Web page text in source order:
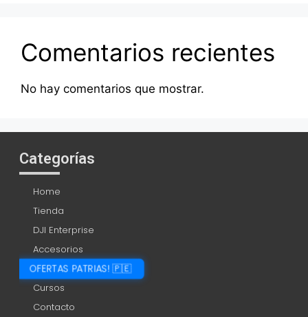
Comentarios recientes
No hay comentarios que mostrar.
Categorías
Home
Tienda
DJI Enterprise
Accesorios
OFERTAS PATRIAS! 🇵🇪
Cursos
Contacto